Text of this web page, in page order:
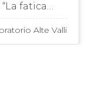
fatica
Alte Valli